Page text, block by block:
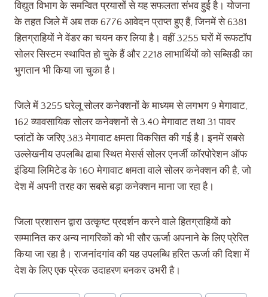
विद्युत विभाग के समन्वित प्रयासों से यह सफलता संभव हुई है। योजना
के तहत जिले में अब तक 6776 आवेदन प्राप्त हुए हैं, जिनमें से 6381
हितग्राहियों ने वेंडर का चयन कर लिया है। वहीं 3255 घरों में रूफटॉप
सोलर सिस्टम स्थापित हो चुके हैं और 2218 लाभार्थियों को सब्सिडी का
भुगतान भी किया जा चुका है।
जिले में 3255 घरेलू सोलर कनेक्शनों के माध्यम से लगभग 9 मेगावाट,
162 व्यावसायिक सोलर कनेक्शनों से 3.40 मेगावाट तथा 31 पावर
प्लांटों के जरिए 383 मेगावाट क्षमता विकसित की गई है। इनमें सबसे
उल्लेखनीय उपलब्धि ढाबा स्थित मेसर्स सोलर एनर्जी कॉरपोरेशन ऑफ
इंडिया लिमिटेड के 160 मेगावाट क्षमता वाले सोलर कनेक्शन की है, जो
देश में अपनी तरह का सबसे बड़ा कनेक्शन माना जा रहा है।
जिला प्रशासन द्वारा उत्कृष्ट प्रदर्शन करने वाले हितग्राहियों को
सम्मानित कर अन्य नागरिकों को भी सौर ऊर्जा अपनाने के लिए प्रेरित
किया जा रहा है। राजनांदगांव की यह उपलब्धि हरित ऊर्जा की दिशा में
देश के लिए एक प्रेरक उदाहरण बनकर उभरी है।